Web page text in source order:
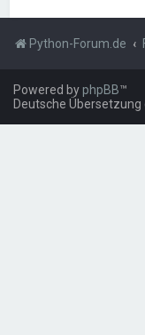
Python-Forum.de
Powered byphpBB™
Deutsche Übersetzung